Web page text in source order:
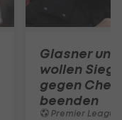
Glasner
wollen
gegen
beenden
Premier League